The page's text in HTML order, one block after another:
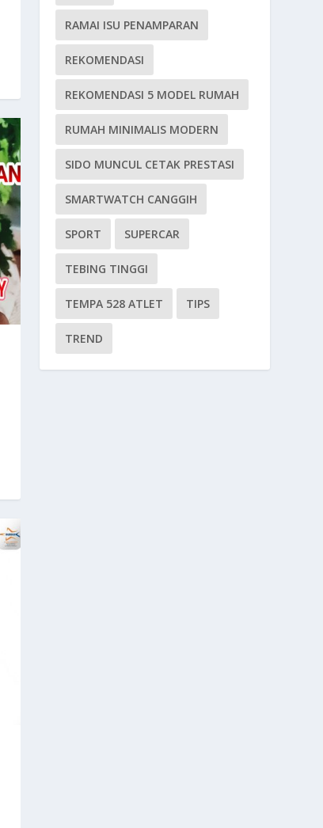
RAMAI ISU PENAMPARAN
REKOMENDASI
REKOMENDASI 5 MODEL RUMAH
RUMAH MINIMALIS MODERN
SIDO MUNCUL CETAK PRESTASI
SMARTWATCH CANGGIH
SPORT SUPERCAR
TEBING TINGGI
TEMPA 528 ATLET TIPS
TREND